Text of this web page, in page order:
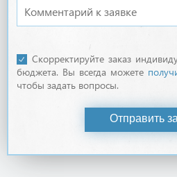
Скорректируйте заказ
бюджета. Вы всегда можете
чтобы задать вопросы.
Отправить